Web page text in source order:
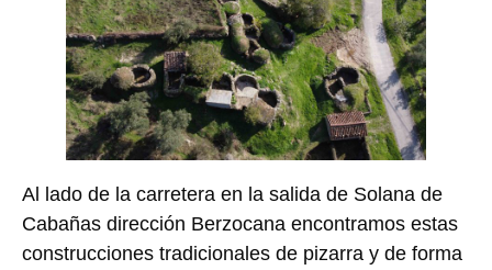
Al lado de la carretera en la salida de Solana de
Cabañas dirección Berzocana encontramos estas
construcciones tradicionales de pizarra y de forma